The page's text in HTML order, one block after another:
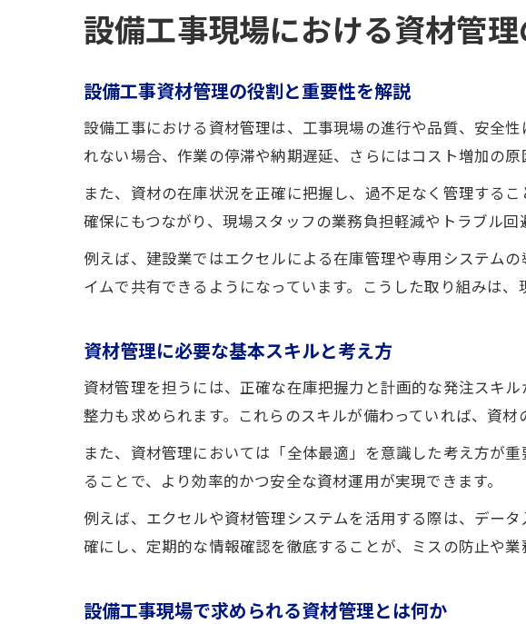
効率UPに直
設備工
設備工
資材管
資材管理エ
設備工
エクセ
建設業
在庫過多回
設備工
資材管
在庫不
資材管
設備工
設備工事現場における資材管
設備工事資材管理の役割と重要性を解説
設備工事における資材管理は、工事現場の進行や品質、安全
れない場合、作業の停滞や納期遅延、さらにはコスト増加の
また、資材の在庫状況を正確に把握し、過不足なく管理する
確保にもつながり、現場スタッフの業務負担軽減やトラブル回
例えば、建設業ではエクセルによる在庫管理や専用システム
イムで共有できるようになっています。こうした取り組みは
資材管理に必要な基本スキルと考え方
資材管理を担うには、正確な在庫把握力と計画的な発注スキ
整力も求められます。これらのスキルが備わっていれば、資材
また、資材管理においては「全体最適」を意識した考え方が
ることで、より効率的かつ安全な資材運用が実現できます。
例えば、エクセルや資材管理システムを活用する際は、デー
確にし、定期的な情報確認を徹底することが、ミスの防止や業
設備工事現場で求められる資材管理とは何か